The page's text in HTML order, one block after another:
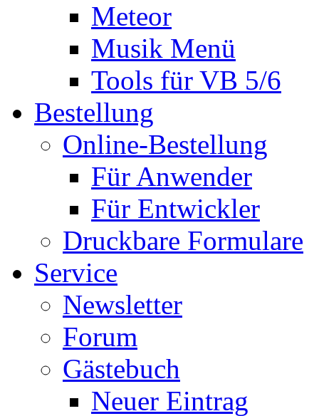
Meteor
Musik Menü
Tools für VB 5/6
Bestellung
Online-Bestellung
Für Anwender
Für Entwickler
Druckbare Formulare
Service
Newsletter
Forum
Gästebuch
Neuer Eintrag